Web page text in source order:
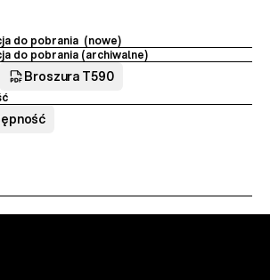
do pobrania  (nowe)
do pobrania (archiwalne)
Broszura T590